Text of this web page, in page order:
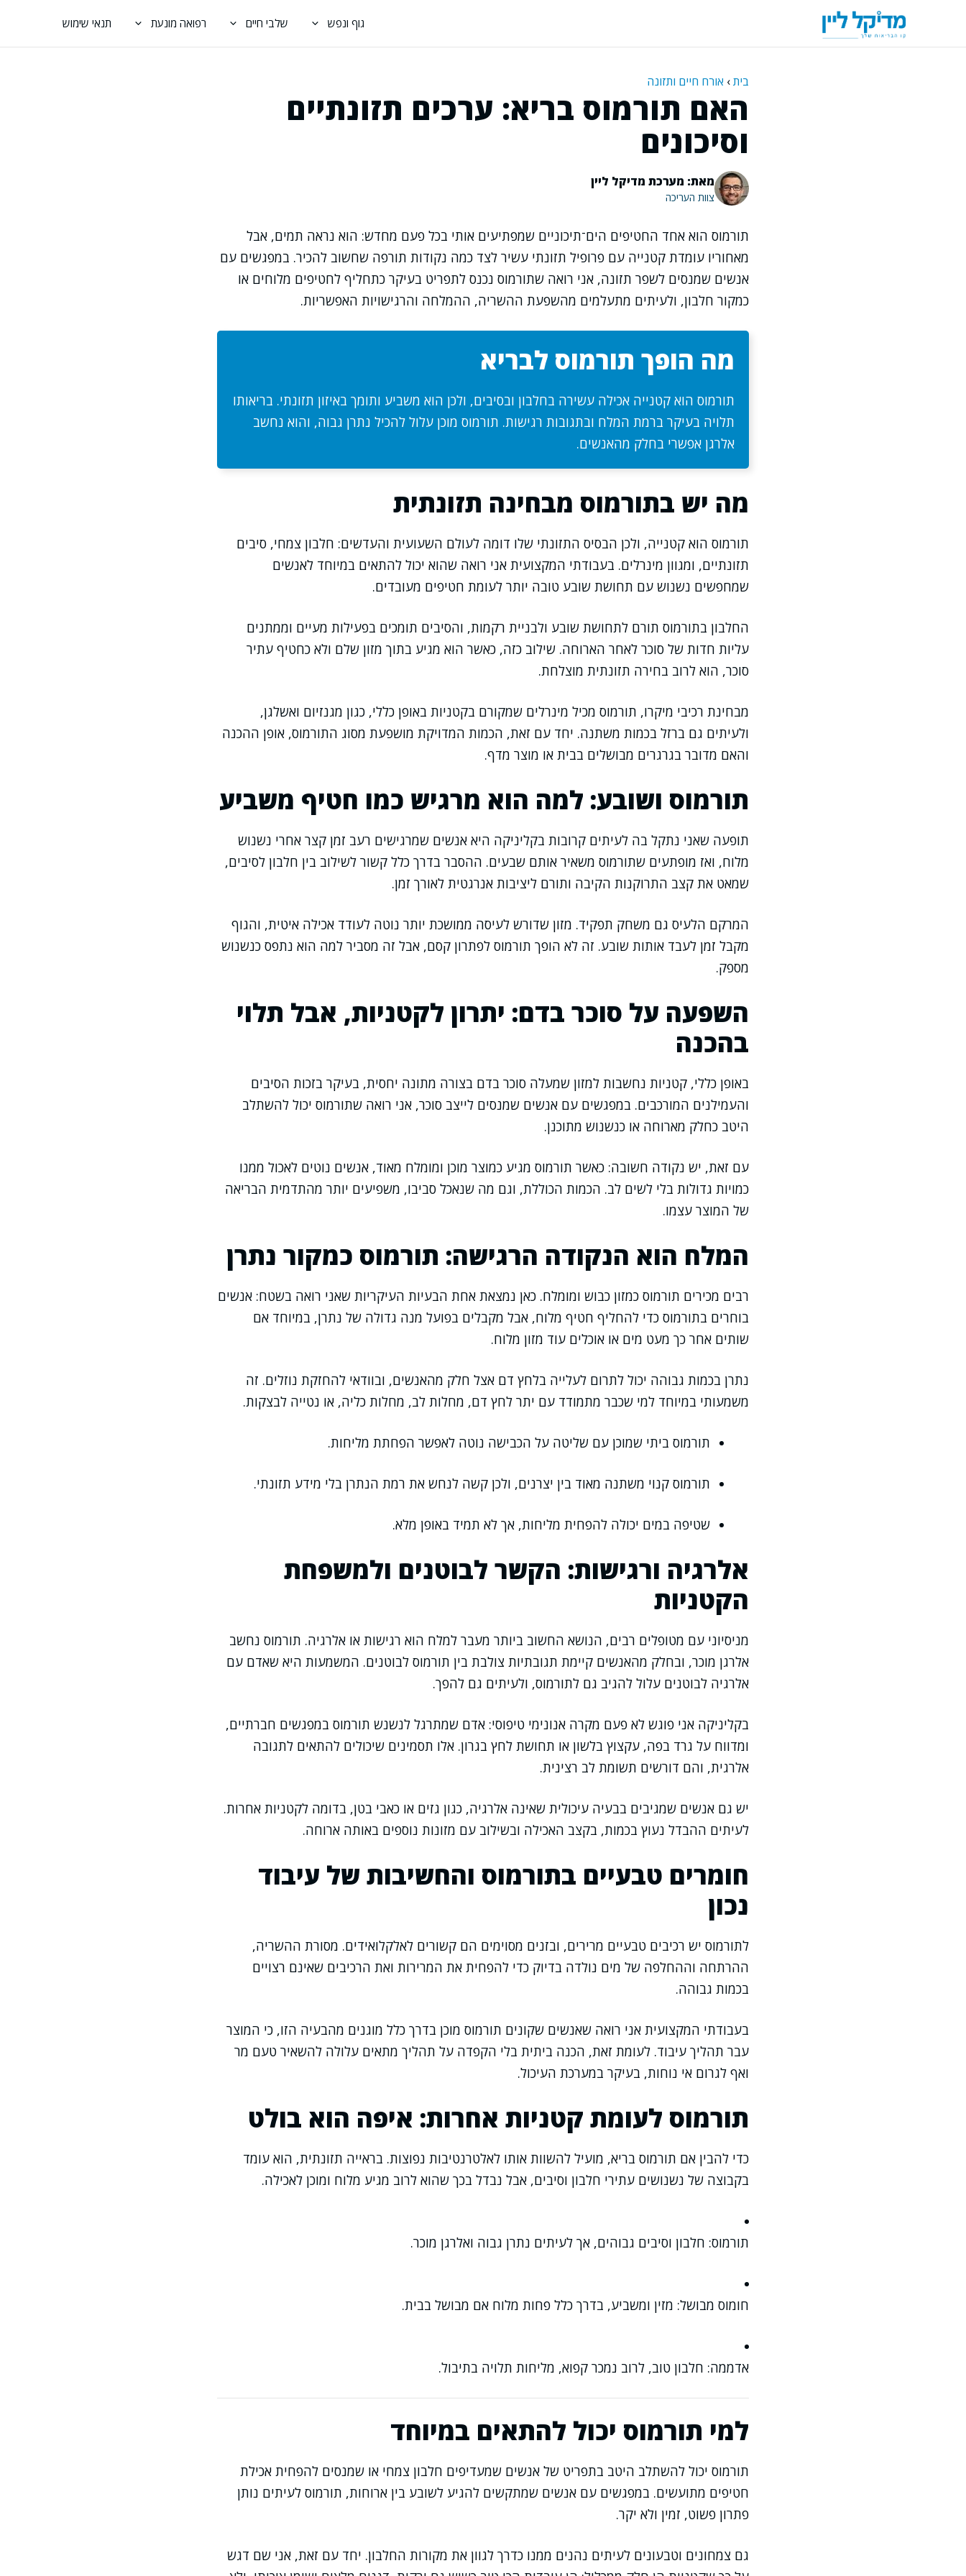
גוף ונפש שלבי חיים רפואה מונעת תנאי שימוש
בית› אורח חיים ותזונה
האם תורמוס בריא: ערכים תזונתיים
וסיכונים
מאת: מערכת מדיקל ליין
צוות העריכה
תורמוס הוא אחד החטיפים הים־תיכוניים שמפתיעים אותי בכל פעם מחדש: הוא נראה תמים, אבל
מאחוריו עומדת קטנייה עם פרופיל תזונתי עשיר לצד כמה נקודות תורפה שחשוב להכיר. במפגשים עם
אנשים שמנסים לשפר תזונה, אני רואה שתורמוס נכנס לתפריט בעיקר כתחליף לחטיפים מלוחים או
כמקור חלבון, ולעיתים מתעלמים מהשפעת ההשריה, ההמלחה והרגישויות האפשריות.
מה הופך תורמוס לבריא
תורמוס הוא קטנייה אכילה עשירה בחלבון ובסיבים, ולכן הוא משביע ותומך באיזון תזונתי. בריאותו
תלויה בעיקר ברמת המלח ובתגובות רגישות. תורמוס מוכן עלול להכיל נתרן גבוה, והוא נחשב
אלרגן אפשרי בחלק מהאנשים.
מה יש בתורמוס מבחינה תזונתית
תורמוס הוא קטנייה, ולכן הבסיס התזונתי שלו דומה לעולם השעועית והעדשים: חלבון צמחי, סיבים
תזונתיים, ומגוון מינרלים. בעבודתי המקצועית אני רואה שהוא יכול להתאים במיוחד לאנשים
שמחפשים נשנוש עם תחושת שובע טובה יותר לעומת חטיפים מעובדים.
החלבון בתורמוס תורם לתחושת שובע ולבניית רקמות, והסיבים תומכים בפעילות מעיים וממתנים
עליות חדות של סוכר לאחר הארוחה. שילוב כזה, כאשר הוא מגיע בתוך מזון שלם ולא כחטיף עתיר
סוכר, הוא לרוב בחירה תזונתית מוצלחת.
מבחינת רכיבי מיקרו, תורמוס מכיל מינרלים שמקורם בקטניות באופן כללי, כגון מגנזיום ואשלגן,
ולעיתים גם ברזל בכמות משתנה. יחד עם זאת, הכמות המדויקת מושפעת מסוג התורמוס, אופן ההכנה
והאם מדובר בגרגרים מבושלים בבית או מוצר מדף.
תורמוס ושובע: למה הוא מרגיש כמו חטיף משביע
תופעה שאני נתקל בה לעיתים קרובות בקליניקה היא אנשים שמרגישים רעב זמן קצר אחרי נשנוש
מלוח, ואז מופתעים שתורמוס משאיר אותם שבעים. ההסבר בדרך כלל קשור לשילוב בין חלבון לסיבים,
שמאט את קצב התרוקנות הקיבה ותורם ליציבות אנרגטית לאורך זמן.
המרקם הלעיס גם משחק תפקיד. מזון שדורש לעיסה ממושכת יותר נוטה לעודד אכילה איטית, והגוף
מקבל זמן לעבד אותות שובע. זה לא הופך תורמוס לפתרון קסם, אבל זה מסביר למה הוא נתפס כנשנוש
מספק.
השפעה על סוכר בדם: יתרון לקטניות, אבל תלוי
בהכנה
באופן כללי, קטניות נחשבות למזון שמעלה סוכר בדם בצורה מתונה יחסית, בעיקר בזכות הסיבים
והעמילנים המורכבים. במפגשים עם אנשים שמנסים לייצב סוכר, אני רואה שתורמוס יכול להשתלב
היטב כחלק מארוחה או כנשנוש מתוכנן.
עם זאת, יש נקודה חשובה: כאשר תורמוס מגיע כמוצר מוכן ומומלח מאוד, אנשים נוטים לאכול ממנו
כמויות גדולות בלי לשים לב. הכמות הכוללת, וגם מה שנאכל סביבו, משפיעים יותר מהתדמית הבריאה
של המוצר עצמו.
המלח הוא הנקודה הרגישה: תורמוס כמקור נתרן
רבים מכירים תורמוס כמזון כבוש ומומלח. כאן נמצאת אחת הבעיות העיקריות שאני רואה בשטח: אנשים
בוחרים בתורמוס כדי להחליף חטיף מלוח, אבל מקבלים בפועל מנה גדולה של נתרן, במיוחד אם
שותים אחר כך מעט מים או אוכלים עוד מזון מלוח.
נתרן בכמות גבוהה יכול לתרום לעלייה בלחץ דם אצל חלק מהאנשים, ובוודאי להחזקת נוזלים. זה
משמעותי במיוחד למי שכבר מתמודד עם יתר לחץ דם, מחלות לב, מחלות כליה, או נטייה לבצקות.
תורמוס ביתי שמוכן עם שליטה על הכבישה נוטה לאפשר הפחתת מליחות.
תורמוס קנוי משתנה מאוד בין יצרנים, ולכן קשה לנחש את רמת הנתרן בלי מידע תזונתי.
שטיפה במים יכולה להפחית מליחות, אך לא תמיד באופן מלא.
אלרגיה ורגישות: הקשר לבוטנים ולמשפחת
הקטניות
מניסיוני עם מטופלים רבים, הנושא החשוב ביותר מעבר למלח הוא רגישות או אלרגיה. תורמוס נחשב
אלרגן מוכר, ובחלק מהאנשים קיימת תגובתיות צולבת בין תורמוס לבוטנים. המשמעות היא שאדם עם
אלרגיה לבוטנים עלול להגיב גם לתורמוס, ולעיתים גם להפך.
בקליניקה אני פוגש לא פעם מקרה אנונימי טיפוסי: אדם שמתרגל לנשנש תורמוס במפגשים חברתיים,
ומדווח על גרד בפה, עקצוץ בלשון או תחושת לחץ בגרון. אלו תסמינים שיכולים להתאים לתגובה
אלרגית, והם דורשים תשומת לב רצינית.
יש גם אנשים שמגיבים בבעיה עיכולית שאינה אלרגיה, כגון גזים או כאבי בטן, בדומה לקטניות אחרות.
לעיתים ההבדל נעוץ בכמות, בקצב האכילה ובשילוב עם מזונות נוספים באותה ארוחה.
חומרים טבעיים בתורמוס והחשיבות של עיבוד
נכון
לתורמוס יש רכיבים טבעיים מרירים, ובזנים מסוימים הם קשורים לאלקלואידים. מסורת ההשריה,
ההרתחה וההחלפה של מים נולדה בדיוק כדי להפחית את המרירות ואת הרכיבים שאינם רצויים
בכמות גבוהה.
בעבודתי המקצועית אני רואה שאנשים שקונים תורמוס מוכן בדרך כלל מוגנים מהבעיה הזו, כי המוצר
עבר תהליך עיבוד. לעומת זאת, הכנה ביתית בלי הקפדה על תהליך מתאים עלולה להשאיר טעם מר
ואף לגרום אי נוחות, בעיקר במערכת העיכול.
תורמוס לעומת קטניות אחרות: איפה הוא בולט
כדי להבין אם תורמוס בריא, מועיל להשוות אותו לאלטרנטיבות נפוצות. בראייה תזונתית, הוא עומד
בקבוצה של נשנושים עתירי חלבון וסיבים, אבל נבדל בכך שהוא לרוב מגיע מלוח ומוכן לאכילה.
תורמוס: חלבון וסיבים גבוהים, אך לעיתים נתרן גבוה ואלרגן מוכר.
חומוס מבושל: מזין ומשביע, בדרך כלל פחות מלוח אם מבושל בבית.
אדממה: חלבון טוב, לרוב נמכר קפוא, מליחות תלויה בתיבול.
למי תורמוס יכול להתאים במיוחד
תורמוס יכול להשתלב היטב בתפריט של אנשים שמעדיפים חלבון צמחי או שמנסים להפחית אכילת
חטיפים מתועשים. במפגשים עם אנשים שמתקשים להגיע לשובע בין ארוחות, תורמוס לעיתים נותן
פתרון פשוט, זמין ולא יקר.
גם צמחונים וטבעונים לעיתים נהנים ממנו כדרך לגוון את מקורות החלבון. יחד עם זאת, אני שם דגש